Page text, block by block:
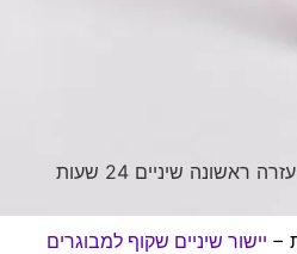
עזרה ראשונה שיניים 24 שעות
יישור שיניים שקוף למבוגרים